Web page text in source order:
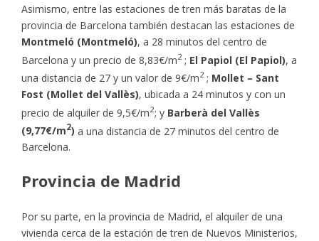
Asimismo, entre las estaciones de tren más baratas de la
provincia de Barcelona también destacan las estaciones de
Montmeló (Montmeló), a 28 minutos del centro de
Barcelona y un precio de 8,83€/m2 ; El Papiol (El Papiol), a
una distancia de 27 y un valor de 9€/m2 ; Mollet – Sant
Fost (Mollet del Vallès), ubicada a 24 minutos y con un
precio de alquiler de 9,5€/m2; y Barberà del Vallès
(9,77€/m2) a una distancia de 27 minutos del centro de
Barcelona.
Provincia de Madrid
Por su parte, en la provincia de Madrid, el alquiler de una
vivienda cerca de la estación de tren de Nuevos Ministerios,